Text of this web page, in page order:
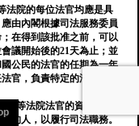
法院的每位法官均應是具
由內閣根據司法服務委員
在得到該批准之前，可以
議開始後的21天為止；並
公民的法官的任期為一年
官，負責特定的法院會
高等法院法官的資格之
的人，以履行司法職務。